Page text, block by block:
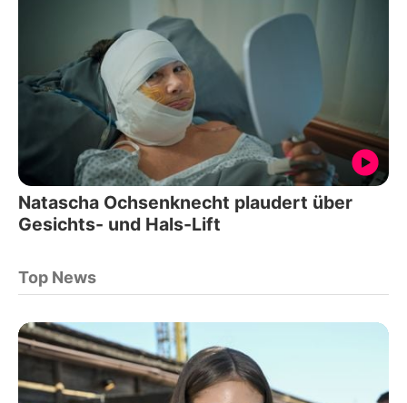
Natascha Ochsenknecht plaudert über
Gesichts- und Hals-Lift
Top News